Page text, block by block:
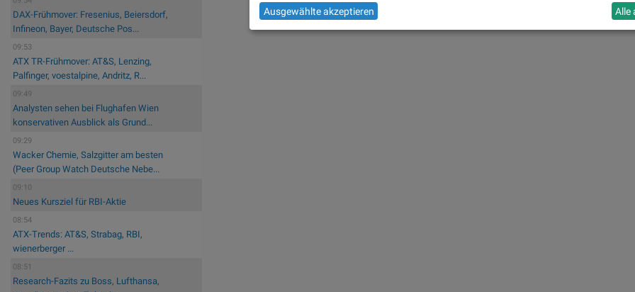
DAX-Frühmover: Fresenius, Beiersdorf,
Infineon, Bayer, Deutsche Pos...
09:53
ATX TR-Frühmover: AT&S, Lenzing,
Palfinger, voestalpine, Andritz, R...
09:49
Analysten sehen bei Flughafen Wien
konservativen Ausblick als Grund...
09:29
Wacker Chemie, Salzgitter am besten
(Peer Group Watch Deutsche Nebe...
09:10
Neues Kursziel für RBI-Aktie
08:54
ATX-Trends: AT&S, Strabag, RBI,
wienerberger ...
08:51
Research-Fazits zu Boss, Lufthansa,
Ausgewählte akzeptieren Alle